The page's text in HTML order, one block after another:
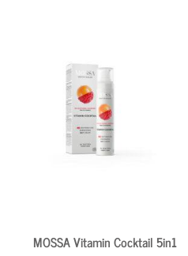
MOSSA Vitamin Cocktail 5in1